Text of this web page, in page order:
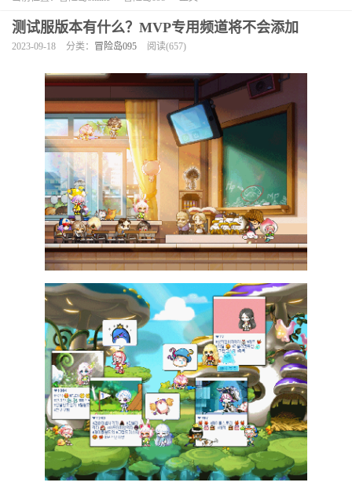
测试服版本有什么？MVP专用频道将不会添加
2023-09-18 分类： 冒险岛095 阅读(657)